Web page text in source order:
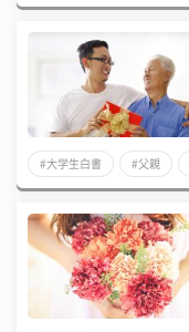
#大学生白書 #父親